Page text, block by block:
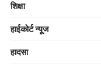
शिक्षा
हाईकोर्ट न्यूज
हादसा